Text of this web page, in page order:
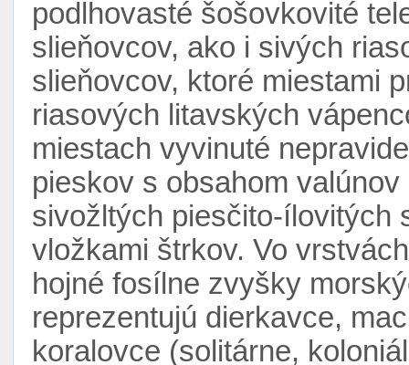
podlhovasté šošovkovité
slieňovcov, ako i sivých
slieňovcov, ktoré miestami
riasových litavských
miestach vyvinuté
pieskov s obsahom
sivožltých piesčito-ílovitých
vložkami štrkov. Vo
hojné fosílne zvyšky
reprezentujú dierkavce,
koralovce (solitárne,